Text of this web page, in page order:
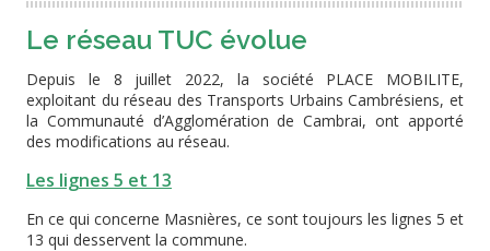
Le réseau TUC évolue
Depuis le 8 juillet 2022, la société PLACE MOBILITE,
exploitant du réseau des Transports Urbains Cambrésiens, et
la Communauté d’Agglomération de Cambrai, ont apporté
des modifications au réseau.
Les lignes 5 et 13
En ce qui concerne Masnières, ce sont toujours les lignes 5 et
13 qui desservent la commune.